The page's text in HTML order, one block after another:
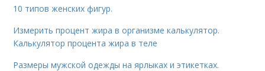
10 типов женских фигур.
Измерить процент жира в организме калькулятор.
Калькулятор процента жира в теле
Размеры мужской одежды на ярлыках и этикетках.